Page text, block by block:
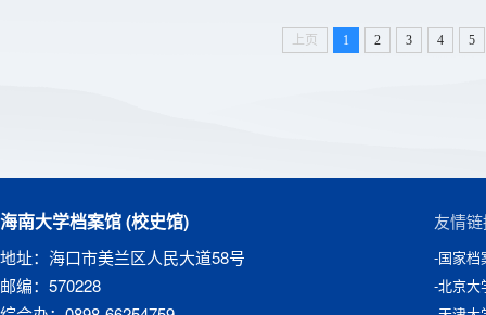
上页 1 2 3 4 5
海南大学档案馆 (校史馆)
地址：海口市美兰区人民大道58号
邮编：570228
友情
-国家档
-北京大